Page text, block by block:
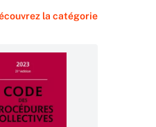
la catégorie